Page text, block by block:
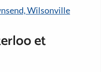
Wilsonville
et